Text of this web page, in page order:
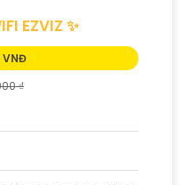
EZVIZ ✨
VNĐ
₫